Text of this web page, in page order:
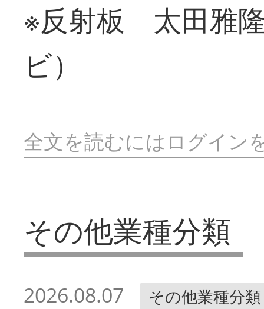
※反射板 太田雅
ビ）
全文を読むにはログイン
その他業種分類
2026.08.07 その他業種分類